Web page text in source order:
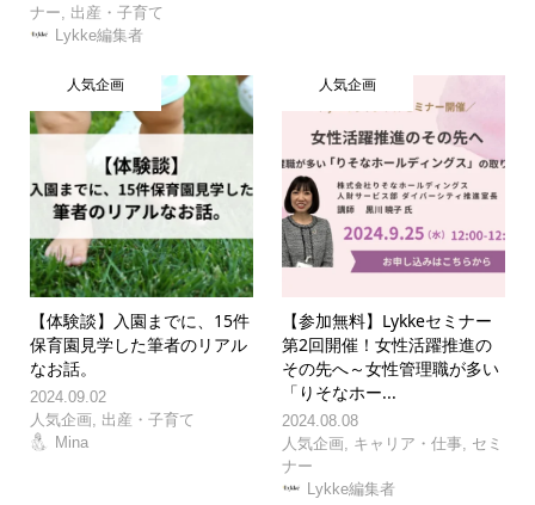
ナー
出産・子育て
Lykke編集者
人気企画
【体験談】入園までに、15件
保育園見学した筆者のリアル
なお話。
2024.09.02
人気企画, 出産・子育て
Mina
人気企画
【参加無料】Lykkeセミナー
第2回開催！女性活躍推進の
その先へ～女性管理職が多い
「りそなホー...
2024.08.08
人気企画, キャリア・仕事, セミ
ナー
Lykke編集者